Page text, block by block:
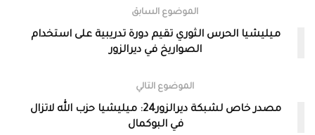
الموضوع السابق
ميليشيا الحرس الثوري تقيم دورة تدريبية على استخدام
الصواريخ في ديرالزور
الموضوع التالي
مصدر خاص لشبكة ديرالزور24: ميليشيا حزب الله لاتزال
في البوكمال